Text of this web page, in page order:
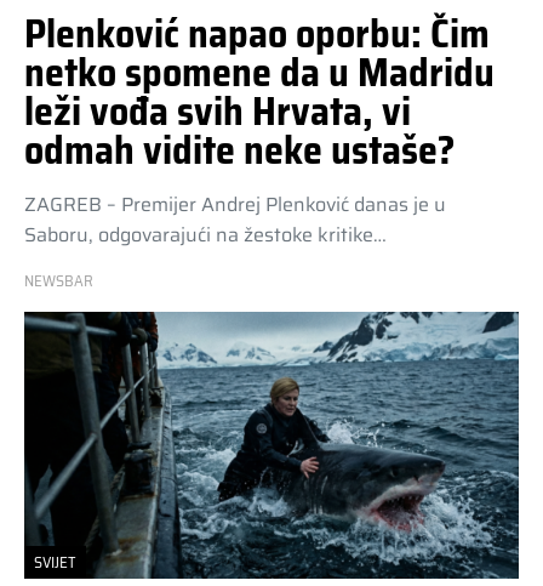
Plenković napao oporbu: Čim
netko spomene da u Madridu
leži vođa svih Hrvata, vi
odmah vidite neke ustaše?
ZAGREB – Premijer Andrej Plenković danas je u
Saboru, odgovarajući na žestoke kritike…
NEWSBAR
SVIJET